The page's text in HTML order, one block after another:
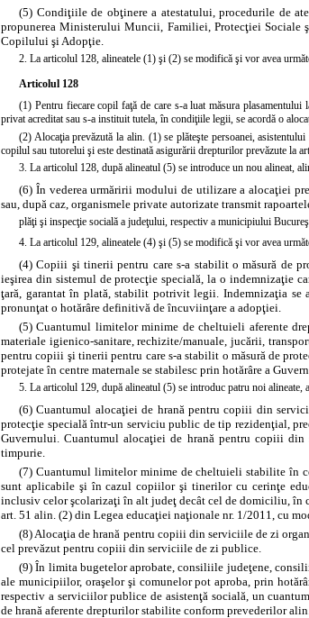
(5) Condiţiile de obţinere a atestatului, procedurile de
propunerea Ministerului Muncii, Familiei, Protecţiei Sociale
Copilului şi Adopţie.
2. La articolul 128, alineatele (1) şi (2) se modifică şi vor avea
Articolul 128
(1) Pentru fiecare copil faţă de care s-a luat măsura
privat acreditat sau s-a instituit tutela, în condiţiile legii, se acordă o
(2) Alocaţia prevăzută la alin. (1) se plăteşte persoanei,
copilul sau tutorelui şi este destinată asigurării drepturilor prevăzute la
3. La articolul 128, după alineatul (5) se introduce un nou alineat,
(6) În vederea urmăririi modului de utilizare a alocaţiei
sau, după caz, organismele private autorizate transmit
plăţi şi inspecţie socială a judeţului, respectiv a municipiului
4. La articolul 129, alineatele (4) şi (5) se modifică şi vor avea
(4) Copiii şi tinerii pentru care s-a stabilit o măsură de
ieşirea din sistemul de protecţie specială, la o indemnizaţie
ţară, garantat în plată, stabilit potrivit legii. Indemnizaţia se
pronunţat o hotărâre definitivă de încuviinţare a adopţiei.
(5) Cuantumul limitelor minime de cheltuieli aferente
materiale igienico-sanitare, rechizite/manuale, jucării,
pentru copiii şi tinerii pentru care s-a stabilit o măsură de
protejate în centre maternale se stabilesc prin hotărâre a
5. La articolul 129, după alineatul (5) se introduc patru noi alineate,
(6) Cuantumul alocaţiei de hrană pentru copiii din
protecţie specială într-un serviciu public de tip rezidenţial,
Guvernului. Cuantumul alocaţiei de hrană pentru copiii
timpurie.
(7) Cuantumul limitelor minime de cheltuieli stabilite în
sunt aplicabile şi în cazul copiilor şi tinerilor cu cerinţe
inclusiv celor şcolarizaţi în alt judeţ decât cel de domiciliu, în
art. 51 alin. (2) din Legea educaţiei naţionale nr. 1/2011, cu
(8) Alocaţia de hrană pentru copiii din serviciile de zi
cel prevăzut pentru copiii din serviciile de zi publice.
(9) În limita bugetelor aprobate, consiliile judeţene,
ale municipiilor, oraşelor şi comunelor pot aproba, prin
respectiv a serviciilor publice de asistenţă socială, un
de hrană aferente drepturilor stabilite conform prevederilor